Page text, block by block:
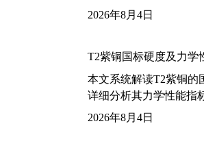
2026年8月4日
T2紫铜国标硬度及力学
本文系统解读T2紫铜的
详细分析其力学性能指
2026年8月4日